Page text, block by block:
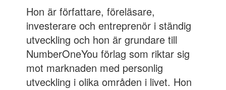
Hon är författare, föreläsare,
investerare och entreprenör i ständig
utveckling och hon är grundare till
NumberOneYou förlag som riktar sig
mot marknaden med personlig
utveckling i olika områden i livet. Hon